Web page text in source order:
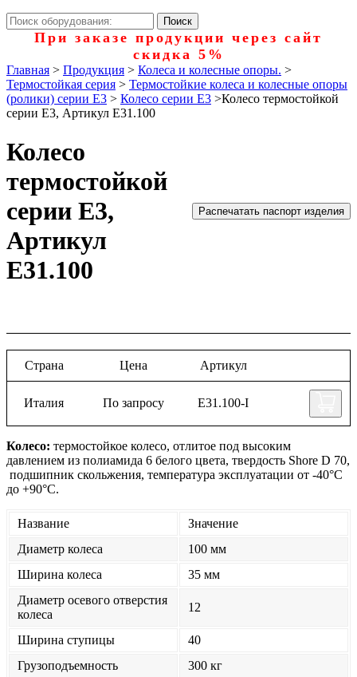
При заказе продукции через сайт
скидка 5%
Главная > Продукция > Колеса и колесные опоры. >
Термостойкая серия > Термостойкие колеса и колесные опоры
(ролики) серии Е3 > Колесо серии E3 >Колесо термостойкой
серии Е3, Артикул Е31.100
Колесо
термостойкой
серии Е3,
Артикул
Е31.100
Распечатать паспорт изделия
Колесо: термостойкое колесо, отлитое под высоким
давлением из полиамида 6 белого цвета, твердость Shore D 70,
подшипник скольжения, температура эксплуатации от -40°С
до +90°С.
Название
Значение
Диаметр колеса
100 мм
Ширина колеса
35 мм
Диаметр осевого отверстия
колеса
12
Ширина ступицы
40
Грузоподъемность
300 кг
Страна Цена Артикул
Италия По запросу Е31.100-I